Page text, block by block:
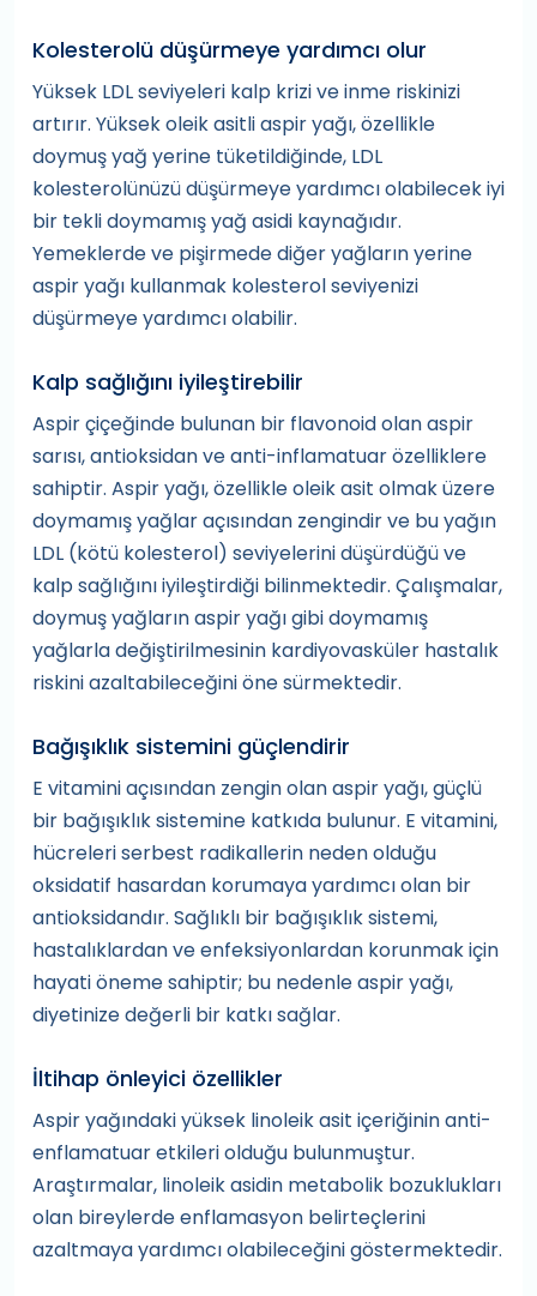
Kolesterolü düşürmeye yardımcı olur
Yüksek LDL seviyeleri kalp krizi ve inme riskinizi
artırır. Yüksek oleik asitli aspir yağı, özellikle
doymuş yağ yerine tüketildiğinde, LDL
kolesterolünüzü düşürmeye yardımcı olabilecek iyi
bir tekli doymamış yağ asidi kaynağıdır.
Yemeklerde ve pişirmede diğer yağların yerine
aspir yağı kullanmak kolesterol seviyenizi
düşürmeye yardımcı olabilir.
Kalp sağlığını iyileştirebilir
Aspir çiçeğinde bulunan bir flavonoid olan aspir
sarısı, antioksidan ve anti-inflamatuar özelliklere
sahiptir. Aspir yağı, özellikle oleik asit olmak üzere
doymamış yağlar açısından zengindir ve bu yağın
LDL (kötü kolesterol) seviyelerini düşürdüğü ve
kalp sağlığını iyileştirdiği bilinmektedir. Çalışmalar,
doymuş yağların aspir yağı gibi doymamış
yağlarla değiştirilmesinin kardiyovasküler hastalık
riskini azaltabileceğini öne sürmektedir.
Bağışıklık sistemini güçlendirir
E vitamini açısından zengin olan aspir yağı, güçlü
bir bağışıklık sistemine katkıda bulunur. E vitamini,
hücreleri serbest radikallerin neden olduğu
oksidatif hasardan korumaya yardımcı olan bir
antioksidandır. Sağlıklı bir bağışıklık sistemi,
hastalıklardan ve enfeksiyonlardan korunmak için
hayati öneme sahiptir; bu nedenle aspir yağı,
diyetinize değerli bir katkı sağlar.
İltihap önleyici özellikler
Aspir yağındaki yüksek linoleik asit içeriğinin anti-
enflamatuar etkileri olduğu bulunmuştur.
Araştırmalar, linoleik asidin metabolik bozuklukları
olan bireylerde enflamasyon belirteçlerini
azaltmaya yardımcı olabileceğini göstermektedir.